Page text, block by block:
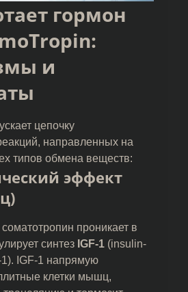
гормон
и
цепочку
направленных на
типов обмена веществ:
эффект
проникает в
синтез IGF-1 (insulin-
1). IGF-1 напрямую
клетки мышц,